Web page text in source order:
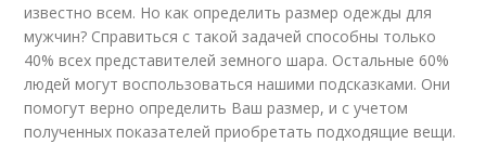
известно всем. Но как определить размер одежды для
мужчин? Справиться с такой задачей способны только
40% всех представителей земного шара. Остальные 60%
людей могут воспользоваться нашими подсказками. Они
помогут верно определить Ваш размер, и с учетом
полученных показателей приобретать подходящие вещи.